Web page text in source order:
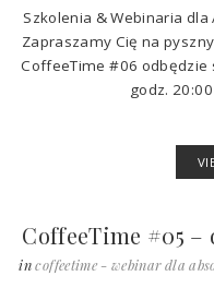
Szkolenia & Webinaria
Zapraszamy Cię na
CoffeeTime #06 odbędzie
godz.
CoffeeTime #05
dla
incoffeetime - webinar dla